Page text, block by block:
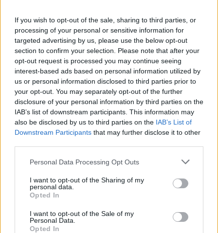
If you wish to opt-out of the sale, sharing to third parties, or
processing of your personal or sensitive information for
targeted advertising by us, please use the below opt-out
section to confirm your selection. Please note that after your
opt-out request is processed you may continue seeing
interest-based ads based on personal information utilized by
us or personal information disclosed to third parties prior to
your opt-out. You may separately opt-out of the further
disclosure of your personal information by third parties on the
IAB’s list of downstream participants. This information may
also be disclosed by us to third parties on the IAB’s List of
Downstream Participants that may further disclose it to other
Personal Data Processing Opt Outs
I want to opt-out of the Sharing of my
personal data.
Opted In
I want to opt-out of the Sale of my
Personal Data.
Opted In
H «Βαβέλ» των εναέριων
μέσων της
Πυροσβεστικής: Το
δυστύχημα στην Ψάθα, ο
συντονισμός και το
μοντέλο λειτουργίας
Τουρκία: Η
συμφωνία με
και Σαουδική
αντιβαίνει τις
μας στο NATO